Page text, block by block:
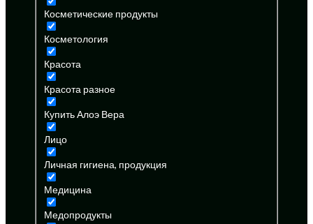
Косметические продукты
Косметология
Красота
Красота разное
Купить Алоэ Вера
Лицо
Личная гигиена, продукция
Медицина
Медопродукты